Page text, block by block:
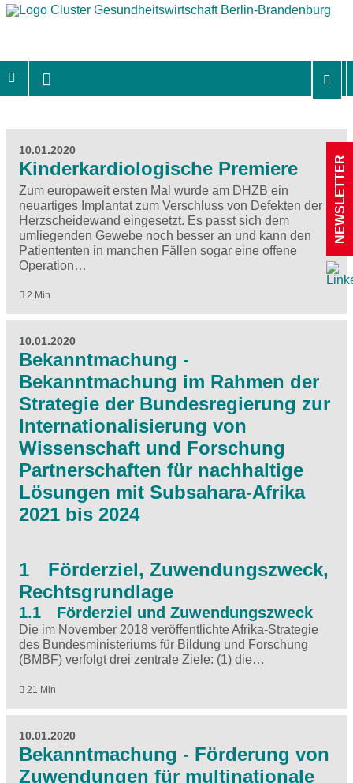
10.01.2020
Kinderkardiologische Premiere
Zum europaweit ersten Mal wurde am DHZB ein
neuartiges Implantat zum Verschluss von Defekten der
Herzscheidewand eingesetzt. Es passt sich dem
umliegenden Gewebe noch besser an und kann den
Patiententen in manchen Fällen sogar eine offene
Operation…
2 Min
10.01.2020
Bekanntmachung -
Bekanntmachung im Rahmen der
Strategie der Bundesregierung zur
Internationalisierung von
Wissenschaft und Forschung
Partnerschaften für nachhaltige
Lösungen mit Subsahara-Afrika
2021 bis 2024
1 Förderziel, Zuwendungszweck,
Rechtsgrundlage
1.1 Förderziel und Zuwendungszweck
Die im November 2018 veröffentlichte Afrika-Strategie
des Bundesministeriums für Bildung und Forschung
(BMBF) verfolgt drei zentrale Ziele: (1) die…
21 Min
10.01.2020
Bekanntmachung - Förderung von
Zuwendungen für multinationale
NEWSLETTER